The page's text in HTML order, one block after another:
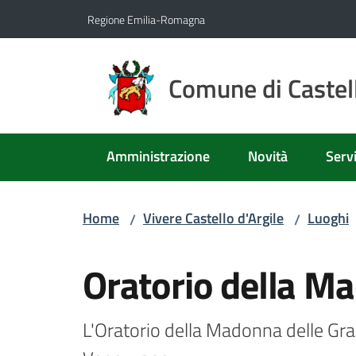
Regione Emilia-Romagna
Comune di
Amministrazione Novità
Home / Vivere Castello d'Argile / Luoghi
Oratorio della
L'Oratorio della Madonna delle